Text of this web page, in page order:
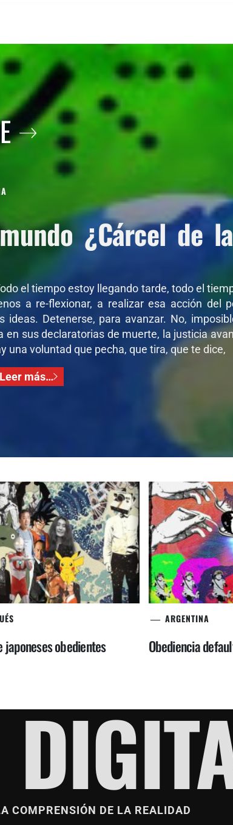
¿Cárcel de
el tiempo estoy llegando tarde, todo el
a re-flexionar, a realizar esa acción del
Detenerse, para avanzar. No,
sus declaratorias de muerte, la justicia
una voluntad que pecha, que tira, que te dice,
Leer más…
japoneses obedientes
ARGENTINA
Obediencia
COMPRENSIÓN DE LA REALIDAD